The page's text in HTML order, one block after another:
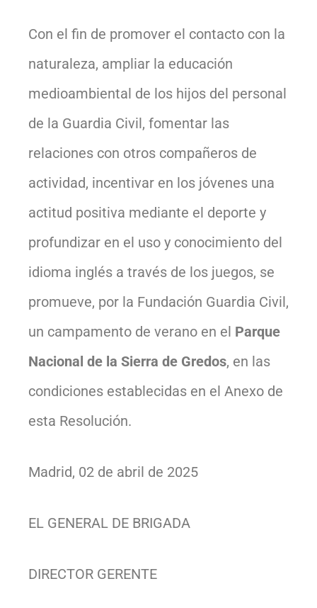
Con el fin de promover el contacto con la
naturaleza, ampliar la educación
medioambiental de los hijos del personal
de la Guardia Civil, fomentar las
relaciones con otros compañeros de
actividad, incentivar en los jóvenes una
actitud positiva mediante el deporte y
profundizar en el uso y conocimiento del
idioma inglés a través de los juegos, se
promueve, por la Fundación Guardia Civil,
un campamento de verano en el Parque
Nacional de la Sierra de Gredos, en las
condiciones establecidas en el Anexo de
esta Resolución.
Madrid, 02 de abril de 2025
EL GENERAL DE BRIGADA
DIRECTOR GERENTE